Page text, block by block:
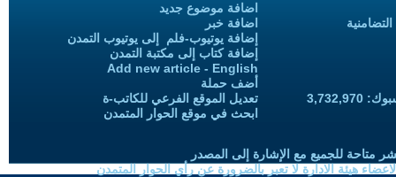
اضافة موضوع جديد
اضافة خبر
إضافة يوتيوب-فلم إلى يوتيوب التمدن
إضافة كتاب إلى مكتبة التمدن
Add new article - English
أضف حملة
تعديل الموقع الفرعي للكاتب-ة
ابحث في موقع الحوار المتمدن
متاحة للجميع مع الإشارة إلى المصدر
هيئة الادارة لا تعبر بالضرورة عن رأي الحوار المتمدن